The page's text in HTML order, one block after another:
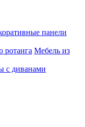
панели
Мебель из
с диванами